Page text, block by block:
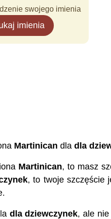
swojego imienia
imienia
Martinican dla dla
Martinican, to masz
, to twoje szczęście
dla dziewczynek, ale